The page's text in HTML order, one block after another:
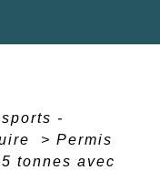
-
> Permis
tonnes avec